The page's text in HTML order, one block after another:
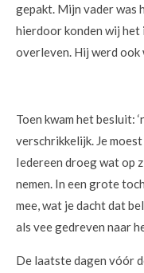
gepakt. Mijn vader was
hierdoor konden wij
overleven. Hij werd ook
Toen kwam het besluit:
verschrikkelijk. Je
Iedereen droeg wat op
nemen. In een grote
mee, wat je dacht dat
als vee gedreven naar
De laatste dagen vóór